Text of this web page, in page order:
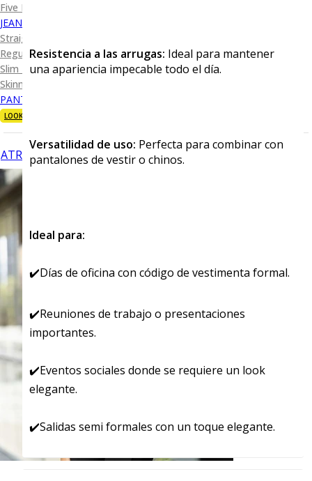
Five Pocket
JEANS
Straight Fit
Regular Fit
Slim Fit
Skinny Fit
PANTALÓN DE VESTIR
LOOKS
ATRÁS
Resistencia a las arrugas: Ideal para mantener
una apariencia impecable todo el día.
Versatilidad de uso: Perfecta para combinar con
pantalones de vestir o chinos.
Ideal para:
✔️Días de oficina con código de vestimenta formal.
✔️Reuniones de trabajo o presentaciones
importantes.
✔️Eventos sociales donde se requiere un look
elegante.
✔️Salidas semi formales con un toque elegante.